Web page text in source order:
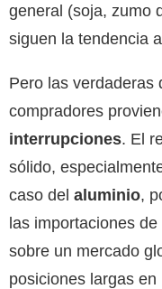
general (soja, zumo
siguen la tendencia
Pero las verdaderas
compradores
interrupciones. El
sólido,
caso del aluminio,
las importaciones de
sobre un mercado
posiciones largas en